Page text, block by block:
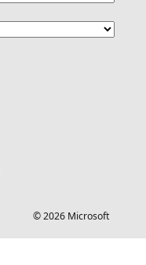
© 2026 Microsoft